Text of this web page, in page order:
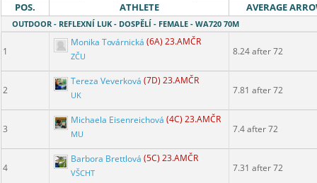
POS.
ATHLETE AVERAGE
OUTDOOR - REFLEXNÍ LUK - DOSPĚLÍ - FEMALE - WA720 70M
1
Monika Továrnická (6A) 23.AMČR
ZČU 8.24 after 72
2
Tereza Veverková (7D) 23.AMČR
UK 7.81 after 72
3
Michaela Eisenreichová (4C) 23.AMČR
MU 7.4 after 72
4
Barbora Brettlová (5C) 23.AMČR
VŠCHT 7.31 after 72